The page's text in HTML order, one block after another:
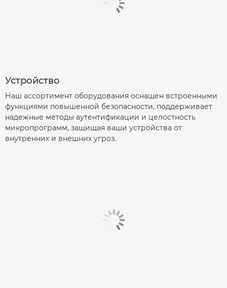
Устройство
Наш ассортимент оборудования оснащен встроенными
функциями повышенной безопасности, поддерживает
надежные методы аутентификации и целостность
микропрограмм, защищая ваши устройства от
внутренних и внешних угроз.